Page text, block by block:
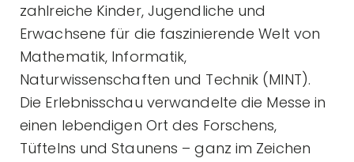
zahlreiche Kinder, Jugendliche und
Erwachsene für die faszinierende Welt von
Mathematik, Informatik,
Naturwissenschaften und Technik (MINT).
Die Erlebnisschau verwandelte die Messe in
einen lebendigen Ort des Forschens,
Tüftelns und Staunens – ganz im Zeichen